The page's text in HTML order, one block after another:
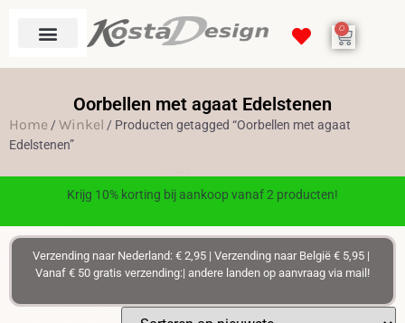
0
Oorbellen met agaat Edelstenen
Home /Winkel / Producten getagged “Oorbellen met agaat
Edelstenen”
Krijg 10% korting bij aankoop vanaf 2 producten!
Verzending naar Nederland: € 2,95 | Verzending naar België € 5,95 |
Vanaf € 50 gratis verzending:| andere landen op aanvraag via mail!